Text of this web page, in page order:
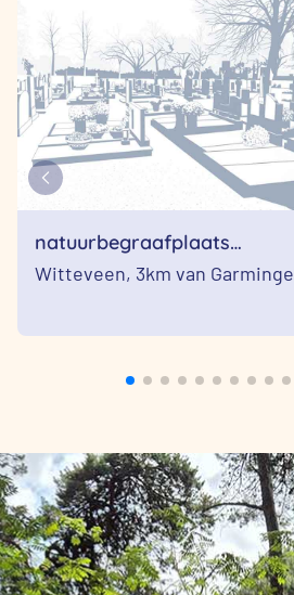
natuurbegraafplaats
witteveen
Witteveen, 3km van Garminge